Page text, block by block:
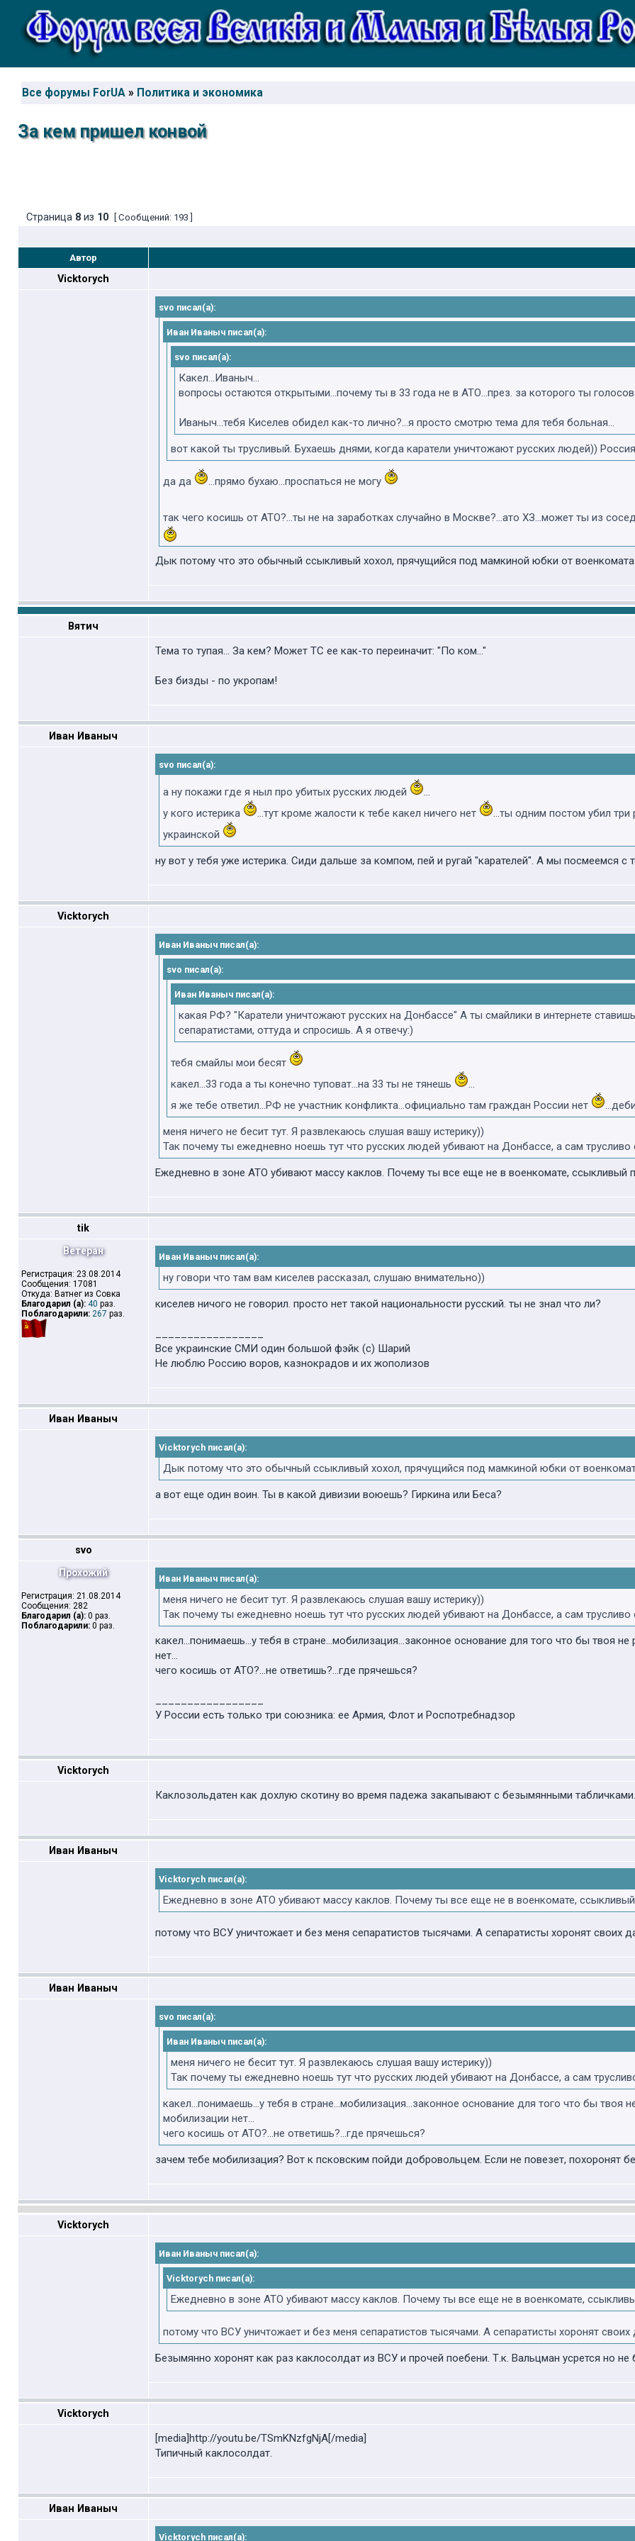
Все форумы ForUA » Политика и экономика
За кем пришел конвой
Страница 8 из 10 [ Сообщений: 193 ]
Автор
Vicktorych
svo писал(а):
Иван Иваныч писал(а):
svo писал(а):
Какел...Иваныч...
вопросы остаются открытыми...почему ты в 33 года не в АТО...през. за которого ты
Иваныч...тебя Киселев обидел как-то лично?...я просто смотрю тема для тебя больная...
вот какой ты трусливый. Бухаешь днями, когда каратели уничтожают русских людей))
да да ...прямо бухаю...проспаться не могу
так чего косишь от АТО?...ты не на заработках случайно в Москве?...ато ХЗ...может ты из
Дык потому что это обычный ссыкливый хохол, прячущийся под мамкиной юбки от военкомата
Вятич
Тема то тупая... За кем? Может ТС ее как-то переиначит: "По ком..."
Без бизды - по укропам!
Иван Иваныч
svo писал(а):
а ну покажи где я ныл про убитых русских людей
...
у кого истерика
...тут кроме жалости к тебе какел ничего нет
...ты одним постом убил
украинской
ну вот у тебя уже истерика. Сиди дальше за компом, пей и ругай "карателей". А мы посмеемся с
Vicktorych
Иван Иваныч писал(а):
svo писал(а):
Иван Иваныч писал(а):
какая РФ? "Каратели уничтожают русских на Донбассе" А ты смайлики в интернете
сепаратистами, оттуда и спросишь. А я отвечу:)
тебя смайлы мои бесят
какел...33 года а ты конечно туповат...на 33 ты не тянешь
...
я же тебе ответил...РФ не участник конфликта...официально там граждан России нет
меня ничего не бесит тут. Я развлекаюсь слушая вашу истерику))
Так почему ты ежедневно ноешь тут что русских людей убивают на Донбассе, а сам
Ежедневно в зоне АТО убивают массу каклов. Почему ты все еще не в военкомате, ссыкливый
tik
Ветеран
Регистрация: 23.08.2014
Сообщения: 17081
Откуда: Ватнег из Совка
Благодарил (а): 40 раз.
Поблагодарили: 267 раз.
Иван Иваныч писал(а):
ну говори что там вам киселев рассказал, слушаю внимательно))
киселев ничого не говорил. просто нет такой национальности русский. ты не знал что ли?
Все украинские СМИ один большой фэйк (с) Шарий
Не люблю Россию воров, казнокрадов и их жополизов
Иван Иваныч
Vicktorych писал(а):
Дык потому что это обычный ссыкливый хохол, прячущийся под мамкиной юбки от
а вот еще один воин. Ты в какой дивизии воюешь? Гиркина или Беса?
svo
Прохожий
Регистрация: 21.08.2014
Сообщения: 282
Благодарил (а): 0 раз.
Поблагодарили: 0 раз.
Иван Иваныч писал(а):
меня ничего не бесит тут. Я развлекаюсь слушая вашу истерику))
Так почему ты ежедневно ноешь тут что русских людей убивают на Донбассе, а сам
какел...понимаешь...у тебя в стране...мобилизация...законное основание для того что бы твоя
нет...
чего косишь от АТО?...не ответишь?...где прячешься?
У России есть только три союзника: ее Армия, Флот и Роспотребнадзор
Vicktorych
Каклозольдатен как дохлую скотину во время падежа закапывают с безымянными
Иван Иваныч
Vicktorych писал(а):
Ежедневно в зоне АТО убивают массу каклов. Почему ты все еще не в военкомате,
потому что ВСУ уничтожает и без меня сепаратистов тысячами. А сепаратисты хоронят своих
Иван Иваныч
svo писал(а):
Иван Иваныч писал(а):
меня ничего не бесит тут. Я развлекаюсь слушая вашу истерику))
Так почему ты ежедневно ноешь тут что русских людей убивают на Донбассе, а сам
какел...понимаешь...у тебя в стране...мобилизация...законное основание для того что бы твоя
мобилизации нет...
чего косишь от АТО?...не ответишь?...где прячешься?
зачем тебе мобилизация? Вот к псковским пойди добровольцем. Если не повезет, похоронят
Vicktorych
Иван Иваныч писал(а):
Vicktorych писал(а):
Ежедневно в зоне АТО убивают массу каклов. Почему ты все еще не в военкомате,
потому что ВСУ уничтожает и без меня сепаратистов тысячами. А сепаратисты хоронят
Безымянно хоронят как раз каклосолдат из ВСУ и прочей поебени. Т.к. Вальцман усрется но
Vicktorych
[media]http://youtu.be/TSmKNzfgNjA[/media]
Типичный каклосолдат.
Иван Иваныч
Vicktorych писал(а):